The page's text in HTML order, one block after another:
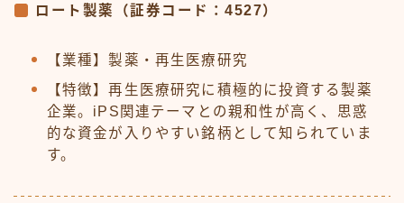
ロート製薬（証券コード：4527）
【業種】製薬・再生医療研究
【特徴】再生医療研究に積極的に投資する製薬
企業。iPS関連テーマとの親和性が高く、思惑
的な資金が入りやすい銘柄として知られていま
す。